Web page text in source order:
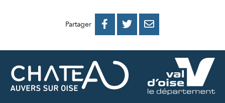
Partager 
PARTAGER
FACEBOOK
PARTAGER
PARTAGER
MAIL